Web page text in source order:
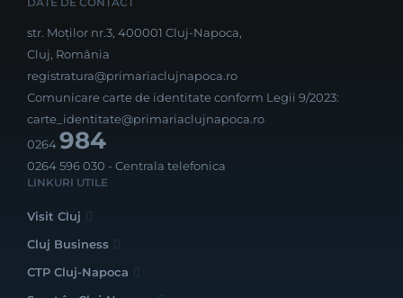
str. Moților nr.3, 400001 Cluj-Napoca,
Cluj, România
registratura@primariaclujnapoca.ro
Comunicare carte de identitate conform Legii 9/2023:
carte_identitate@primariaclujnapoca.ro
0264984
0264 596 030 - Centrala telefonica
LINKURI UTILE
Visit Cluj
Cluj Business
CTP Cluj-Napoca